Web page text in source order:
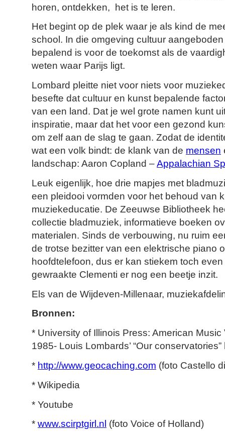
horen, ontdekken, het is te leren.
Het begint op de plek waar je als kind de
school. In die omgeving cultuur
bepalend is voor de toekomst als de
weten waar Parijs ligt.
Lombard pleitte niet voor niets voor
besefte dat cultuur en kunst bepalende
van een land. Dat je wel grote namen kunt
inspiratie, maar dat het voor een gezond
om zelf aan de slag te gaan. Zodat de
wat een volk bindt: de klank van de mensen
landschap: Aaron Copland –Appalachian
Leuk eigenlijk, hoe drie mapjes met
een pleidooi vormden voor het behoud van
muziekeducatie. De Zeeuwse Bibliotheek
collectie bladmuziek, informatieve boeken
materialen. Sinds de verbouwing, nu ruim
de trotse bezitter van een elektrische piano
hoofdtelefoon, dus er kan stiekem toch
gewraakte Clementi er nog een beetje inzit.
Els van de Wijdeven-Millenaar,
Bronnen:
* University of Illinois Press: American Music
1985- Louis Lombards’ “Our
* http://www.geocaching.com (foto Castello
* Wikipedia
* Youtube
* www.scirptgirl.nl (foto Voice of Holland)